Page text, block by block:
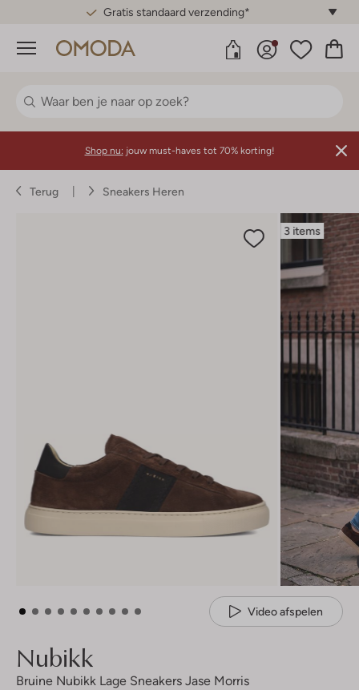
Gratis standaard verzending*
Menu
Shop nu: jouw must-haves tot 70% korting!
Terug Sneakers Heren
3 items
Video afspelen
Nubikk
Bruine Nubikk Lage Sneakers Jase Morris